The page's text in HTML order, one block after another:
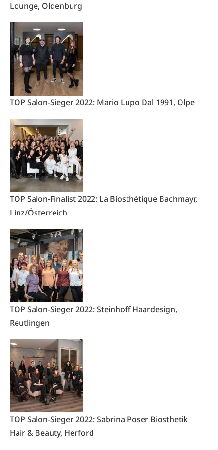
Lounge, Oldenburg
TOP Salon-Sieger 2022: Mario Lupo Dal 1991, Olpe
TOP Salon-Finalist 2022: La Biosthétique Bachmayr,
Linz/Österreich
TOP Salon-Sieger 2022: Steinhoff Haardesign,
Reutlingen
TOP Salon-Sieger 2022: Sabrina Poser Biosthetik
Hair & Beauty, Herford